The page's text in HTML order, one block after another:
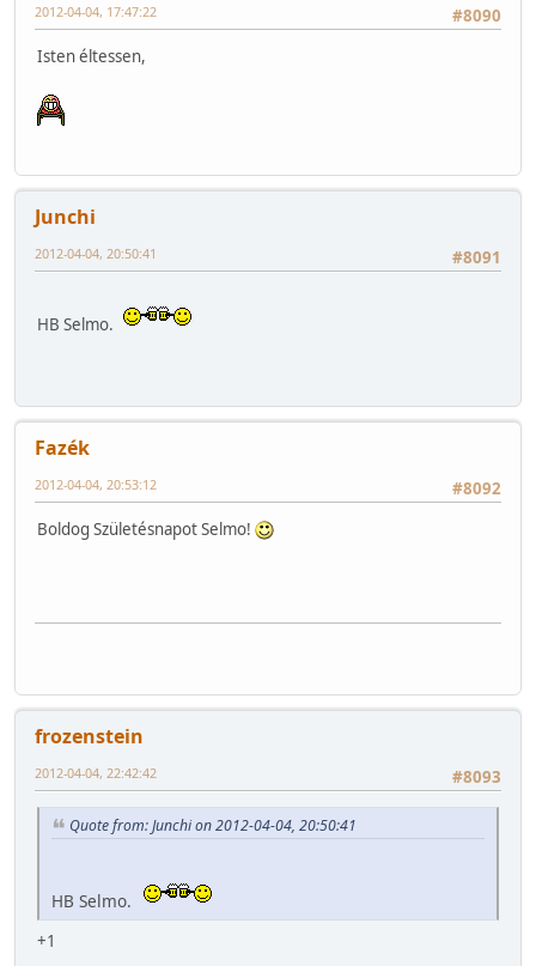
#8090
2012-04-04, 17:47:22
Isten éltessen,
Junchi
#8091
2012-04-04, 20:50:41
HB Selmo.
Fazék
#8092
2012-04-04, 20:53:12
Boldog Születésnapot Selmo!
frozenstein
#8093
2012-04-04, 22:42:42
Quote from: Junchi on 2012-04-04, 20:50:41
HB Selmo.
+1